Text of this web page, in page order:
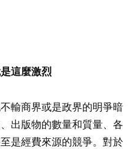
這麼激烈
輸商界或是政界的明爭暗
出版物的數量和質量、各
是經費來源的競爭。對於